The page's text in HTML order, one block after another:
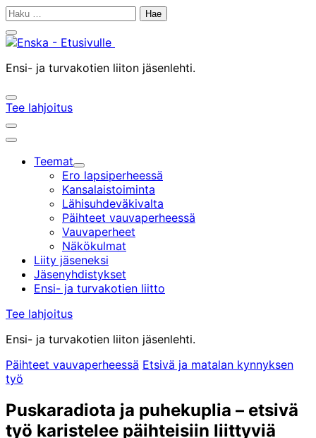
Siirry
Haku:
Sulje
hakupalkki
Ensi- ja turvakotien liiton jäsenlehti.
Avaa/sulje
hakupalkki
Tee lahjoitus
Avaa/sulje
hakupalkki
Päävalikko
Teemat
Alavalikko
Ero lapsiperheessä
Kansalaistoiminta
Lähisuhdeväkivalta
Päihteet vauvaperheessä
Vauvaperheet
Näkökulmat
Liity jäseneksi
Jäsenyhdistykset
Ensi- ja turvakotien liitto
Tee lahjoitus
Ensi- ja turvakotien liiton jäsenlehti.
Päihteet vauvaperheessä Etsivä ja matalan kynnyksen
työ
Puskaradiota ja puhekuplia – etsivä
työ karistelee päihteisiin liittyviä